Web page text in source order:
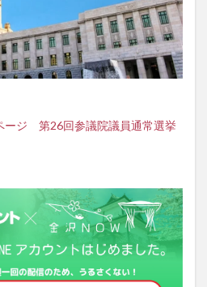
ージ 第26回参議院議員通常選挙